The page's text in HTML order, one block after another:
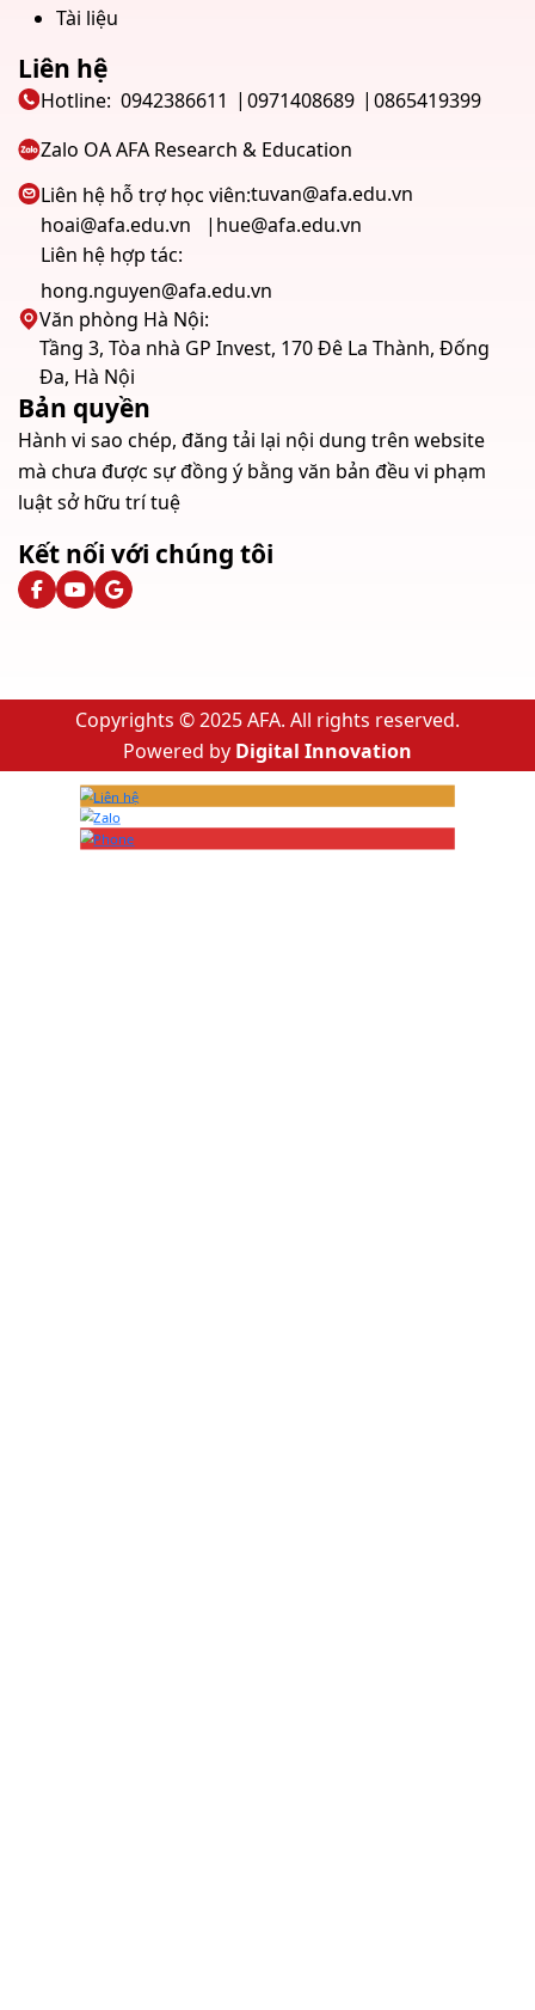
Tài liệu
Liên hệ
Hotline: 0942386611 0971408689
0865419399
Zalo OA AFA Research & Education
Liên hệ hỗ trợ học viên:tuvan@afa.edu.vn
hoai@afa.edu.vn
hue@afa.edu.vn
Liên hệ hợp tác:
hong.nguyen@afa.edu.vn
Văn phòng Hà Nội:
Tầng 3, Tòa nhà GP Invest, 170 Đê La Thành, Đống
Đa, Hà Nội
Bản quyền
Hành vi sao chép, đăng tải lại nội dung trên website
mà chưa được sự đồng ý bằng văn bản đều vi phạm
luật sở hữu trí tuệ
Kết nối với chúng tôi
Copyrights © 2025 AFA. All rights reserved.
Powered by Digital Innovation